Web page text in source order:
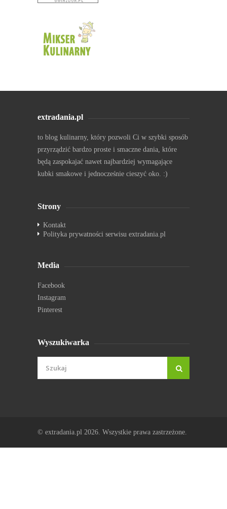
extradania.pl
to blog kulinarny, który pozwoli Ci w szybki sposób
przyrządzić bardzo proste i smaczne dania, które
będą zaspokajać nawet najbardziej wymagające
kubki smakowe i jednocześnie cieszyć oko. :)
Strony
Kontakt
Polityka prywatności serwisu extradania.pl
Media
Facebook
Instagram
Pinterest
Wyszukiwarka
© extradania.pl 2026. Wszystkie prawa zastrzeżone.